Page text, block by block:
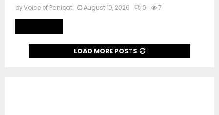
byVoice of Panipat August 10, 2026 0 7
LOAD MORE POSTS